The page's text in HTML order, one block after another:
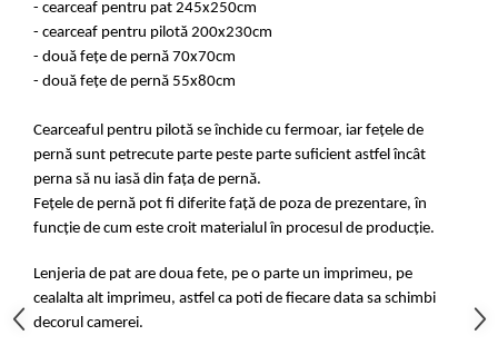
- cearceaf pentru pat 245x250cm
- cearceaf pentru pilotă 200x230cm
- două fețe de pernă 70x70cm
- două fețe de pernă 55x80cm
Cearceaful pentru pilotă se închide cu fermoar, iar fețele de
pernă sunt petrecute parte peste parte suficient astfel încât
perna să nu iasă din fața de pernă.
Fețele de pernă pot fi diferite față de poza de prezentare, în
funcție de cum este croit materialul în procesul de producție.
Lenjeria de pat are doua fete, pe o parte un imprimeu, pe
cealalta alt imprimeu, astfel ca poti de fiecare data sa schimbi
decorul camerei.